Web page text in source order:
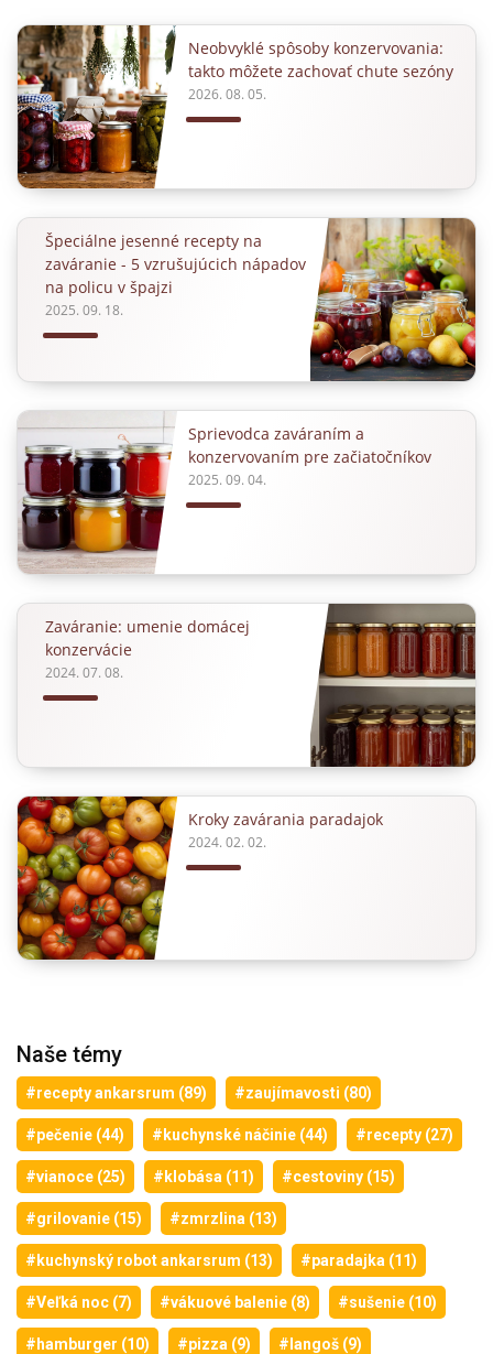
Neobvyklé spôsoby konzervovania:
takto môžete zachovať chute sezóny
2026. 08. 05.
Špeciálne jesenné recepty na
zaváranie - 5 vzrušujúcich nápadov
na policu v špajzi
2025. 09. 18.
Sprievodca zaváraním a
konzervovaním pre začiatočníkov
2025. 09. 04.
Zaváranie: umenie domácej
konzervácie
2024. 07. 08.
Kroky zavárania paradajok
2024. 02. 02.
Naše témy
#recepty ankarsrum (89) #zaujímavosti (80)
#pečenie (44) #kuchynské náčinie (44) #recepty (27)
#vianoce (25) #klobása (11) #cestoviny (15)
#grilovanie (15) #zmrzlina (13)
#kuchynský robot ankarsrum (13) #paradajka (11)
#Veľká noc (7) #vákuové balenie (8) #sušenie (10)
#hamburger (10) #pizza (9) #langoš (9)